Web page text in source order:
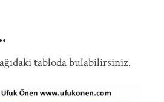
tabloda bulabilirsiniz.